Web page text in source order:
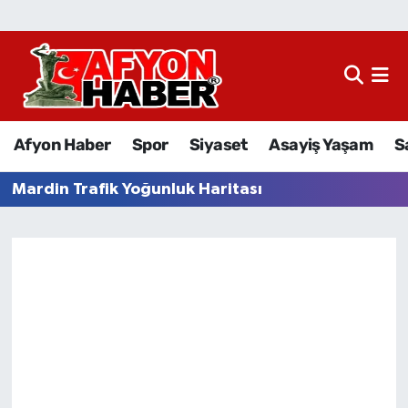
Afyon Haber Spor Siyaset Asayiş Yaşam
Mardin Trafik Yoğunluk Haritası
Afyon Haber
Asayiş Yaşam